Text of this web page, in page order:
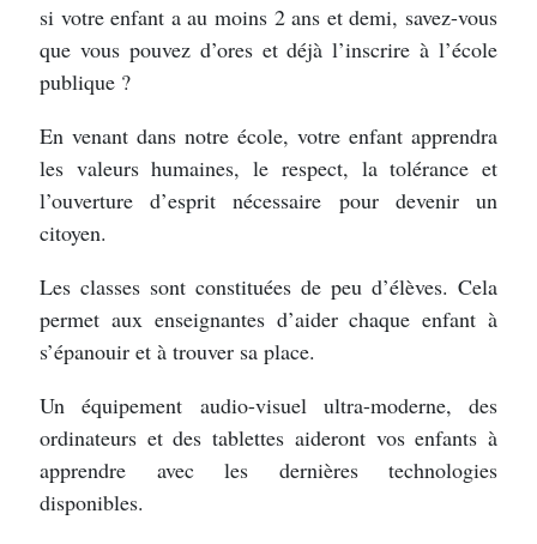
si votre enfant a au moins 2 ans et demi, savez-vous
que vous pouvez d’ores et déjà l’inscrire à l’école
publique ?
En venant dans notre école, votre enfant apprendra
les valeurs humaines, le respect, la tolérance et
l’ouverture d’esprit nécessaire pour devenir un
citoyen.
Les classes sont constituées de peu d’élèves. Cela
permet aux enseignantes d’aider chaque enfant à
s’épanouir et à trouver sa place.
Un équipement audio-visuel ultra-moderne, des
ordinateurs et des tablettes aideront vos enfants à
apprendre avec les dernières technologies
disponibles.